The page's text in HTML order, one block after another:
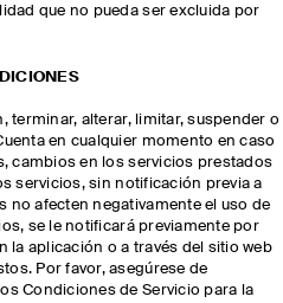
que no pueda ser excluida por
terminar, alterar, limitar, suspender o
en cualquier momento en caso
cambios en los servicios prestados
servicios, sin notificación previa a
no afecten negativamente el uso de
se le notificará previamente por
aplicación o a través del sitio web
Por favor, asegúrese de
Condiciones de Servicio para la